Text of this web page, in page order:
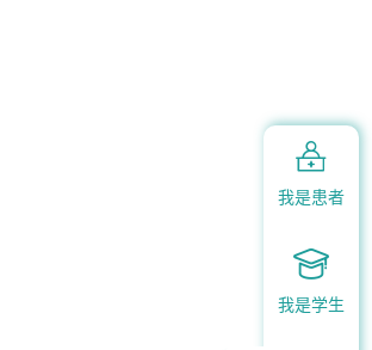

我是患者

我是学生